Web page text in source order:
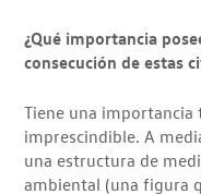
¿Qué importancia
consecución de estas
Tiene una importancia
imprescindible. A
una estructura de
ambiental (una figura